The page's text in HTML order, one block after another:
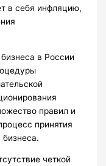
в себя инфляцию,
в России
правил и
принятия
бизнеса.
четкой